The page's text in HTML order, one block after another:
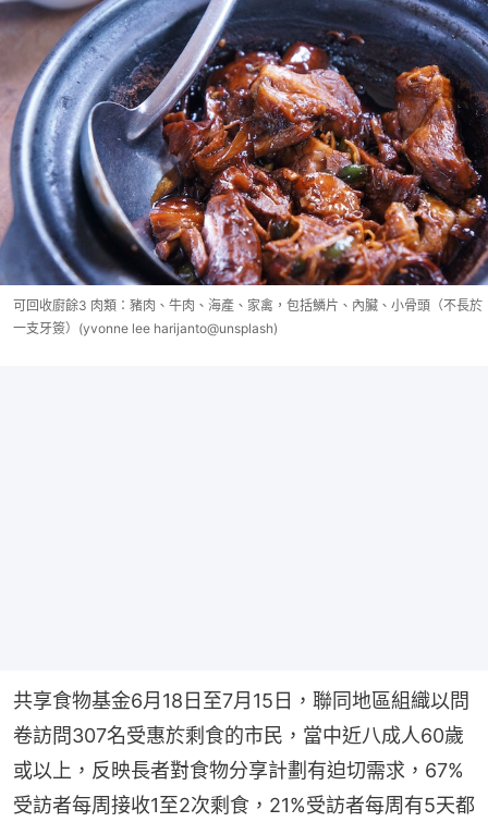
可回收廚餘3 肉類：豬肉、牛肉、海產、家禽，包括鱗片、內臟、小骨頭（不長於
一支牙簽）(yvonne lee harijanto@unsplash)
共享食物基金6月18日至7月15日，聯同地區組織以問
卷訪問307名受惠於剩食的市民，當中近八成人60歲
或以上，反映長者對食物分享計劃有迫切需求，67%
受訪者每周接收1至2次剩食，21%受訪者每周有5天都